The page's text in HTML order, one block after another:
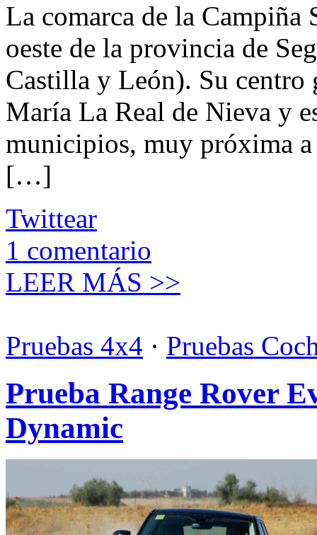
La comarca de la Campiña
oeste de la provincia de
Castilla y León). Su centro
María La Real de Nieva y
municipios, muy próxima
[…]
Twittear
1 comentario
LEER MÁS >>
Pruebas 4x4 · Pruebas
Prueba Range Rover
Dynamic